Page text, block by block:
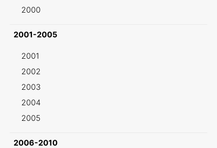
2000
2001-2005
2001
2002
2003
2004
2005
2006-2010